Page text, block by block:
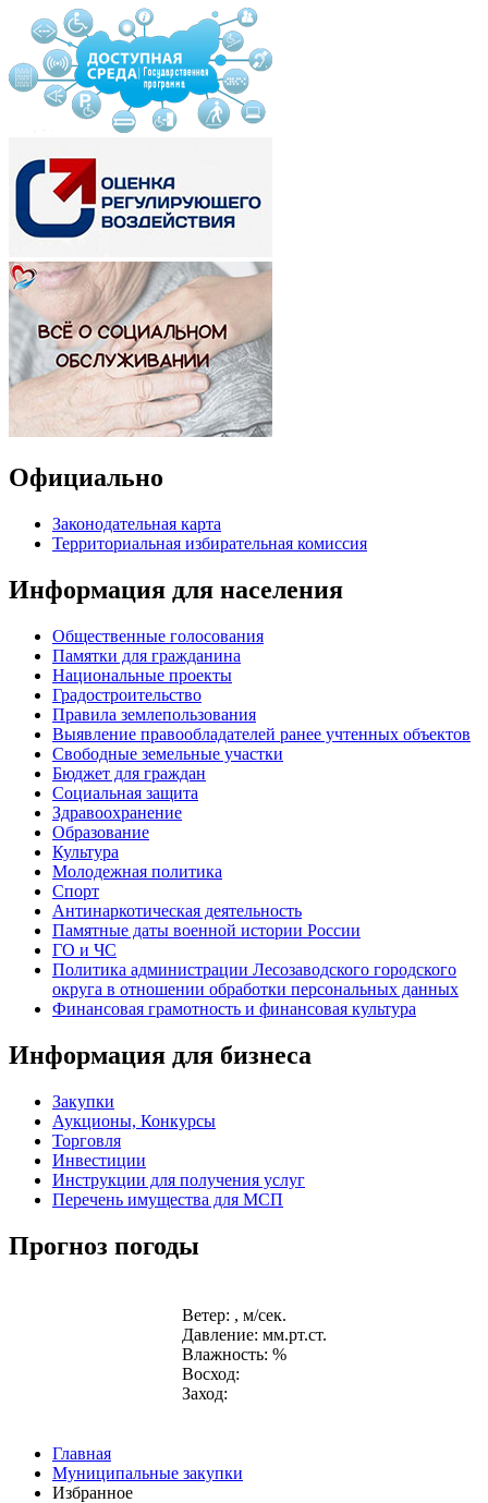
Официально
Законодательная карта
Территориальная избирательная комиссия
Информация для населения
Общественные голосования
Памятки для гражданина
Национальные проекты
Градостроительство
Правила землепользования
Выявление правообладателей ранее учтенных объектов
Свободные земельные участки
Бюджет для граждан
Социальная защита
Здравоохранение
Образование
Культура
Молодежная политика
Спорт
Антинаркотическая деятельность
Памятные даты военной истории России
ГО и ЧС
Политика администрации Лесозаводского городского
округа в отношении обработки персональных данных
Финансовая грамотность и финансовая культура
Информация для бизнеса
Закупки
Аукционы, Конкурсы
Торговля
Инвестиции
Инструкции для получения услуг
Перечень имущества для МСП
Прогноз погоды
Ветер: , м/сек.
Давление: мм.рт.ст.
Влажность: %
Восход:
Заход:
Главная
Муниципальные закупки
Избранное